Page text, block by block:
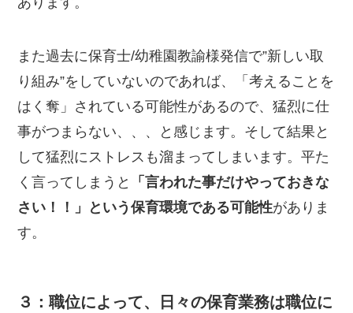
また過去に保育士/幼稚園教諭様発信で”新しい取
り組み”をしていないのであれば、「考えることを
はく奪」されている可能性があるので、猛烈に仕
事がつまらない、、、と感じます。そして結果と
して猛烈にストレスも溜まってしまいます。平た
く言ってしまうと
「言われた事だけやっておきな
さい！！」という保育環境である可能性がありま
す。
３：職位によって、日々の保育業務は職位に